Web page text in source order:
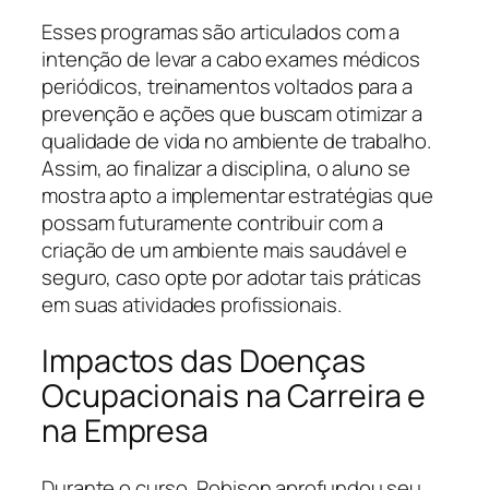
Esses programas são articulados com a
intenção de levar a cabo exames médicos
periódicos, treinamentos voltados para a
prevenção e ações que buscam otimizar a
qualidade de vida no ambiente de trabalho.
Assim, ao finalizar a disciplina, o aluno se
mostra apto a implementar estratégias que
possam futuramente contribuir com a
criação de um ambiente mais saudável e
seguro, caso opte por adotar tais práticas
em suas atividades profissionais.
Impactos das Doenças
Ocupacionais na Carreira e
na Empresa